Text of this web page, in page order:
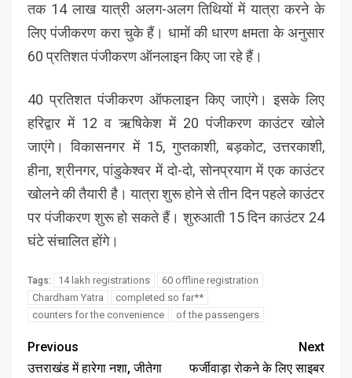
तक 14 लाख यात्री अलग-अलग तिथियों में यात्रा करने के
लिए पंजीकरण करा चुके हैं। धामों की धारण क्षमता के अनुसार
60 प्रतिशत पंजीकरण ऑनलाइन किए जा रहे हैं।
40 प्रतिशत पंजीकरण ऑफलाइन किए जाएंगे। इसके लिए
हरिद्वार में 12 व ऋषिकेश में 20 पंजीकरण काउंटर खोले
जाएंगे। विकासनगर में 15, गुप्तकाशी, बड़कोट, उत्तरकाशी,
हीना, श्रीनगर, पांडुकेश्वर में दो-दो, सोनप्रयाग में एक काउंटर
खोलने की तैयारी है। यात्रा शुरू होने से तीन दिन पहले काउंटर
पर पंजीकरण शुरू हो सकते हैं। शुरुआती 15 दिन काउंटर 24
घंटे संचालित होंगे।
Tags: 14 lakh registrations
60 offline registration
Chardham Yatra
completed so far**
counters for the convenience
of the passengers
Previous
उत्तराखंड में हारेगा नशा, जीतेगा
Next
फर्जीवाड़ा रोकने के लिए साइबर